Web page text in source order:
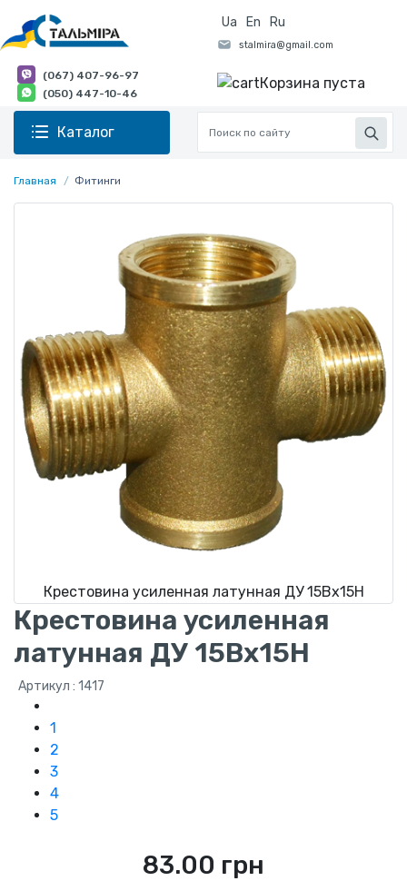
Ua En Ru
(067) 407-96-97
(050) 447-10-46
Корзина пуста
Каталог
Главная Фитинги
Крестовина усиленная латунная ДУ 15Вх15Н
Крестовина усиленная
латунная ДУ 15Вх15Н
Артикул : 1417
1
2
3
4
5
83.00 грн